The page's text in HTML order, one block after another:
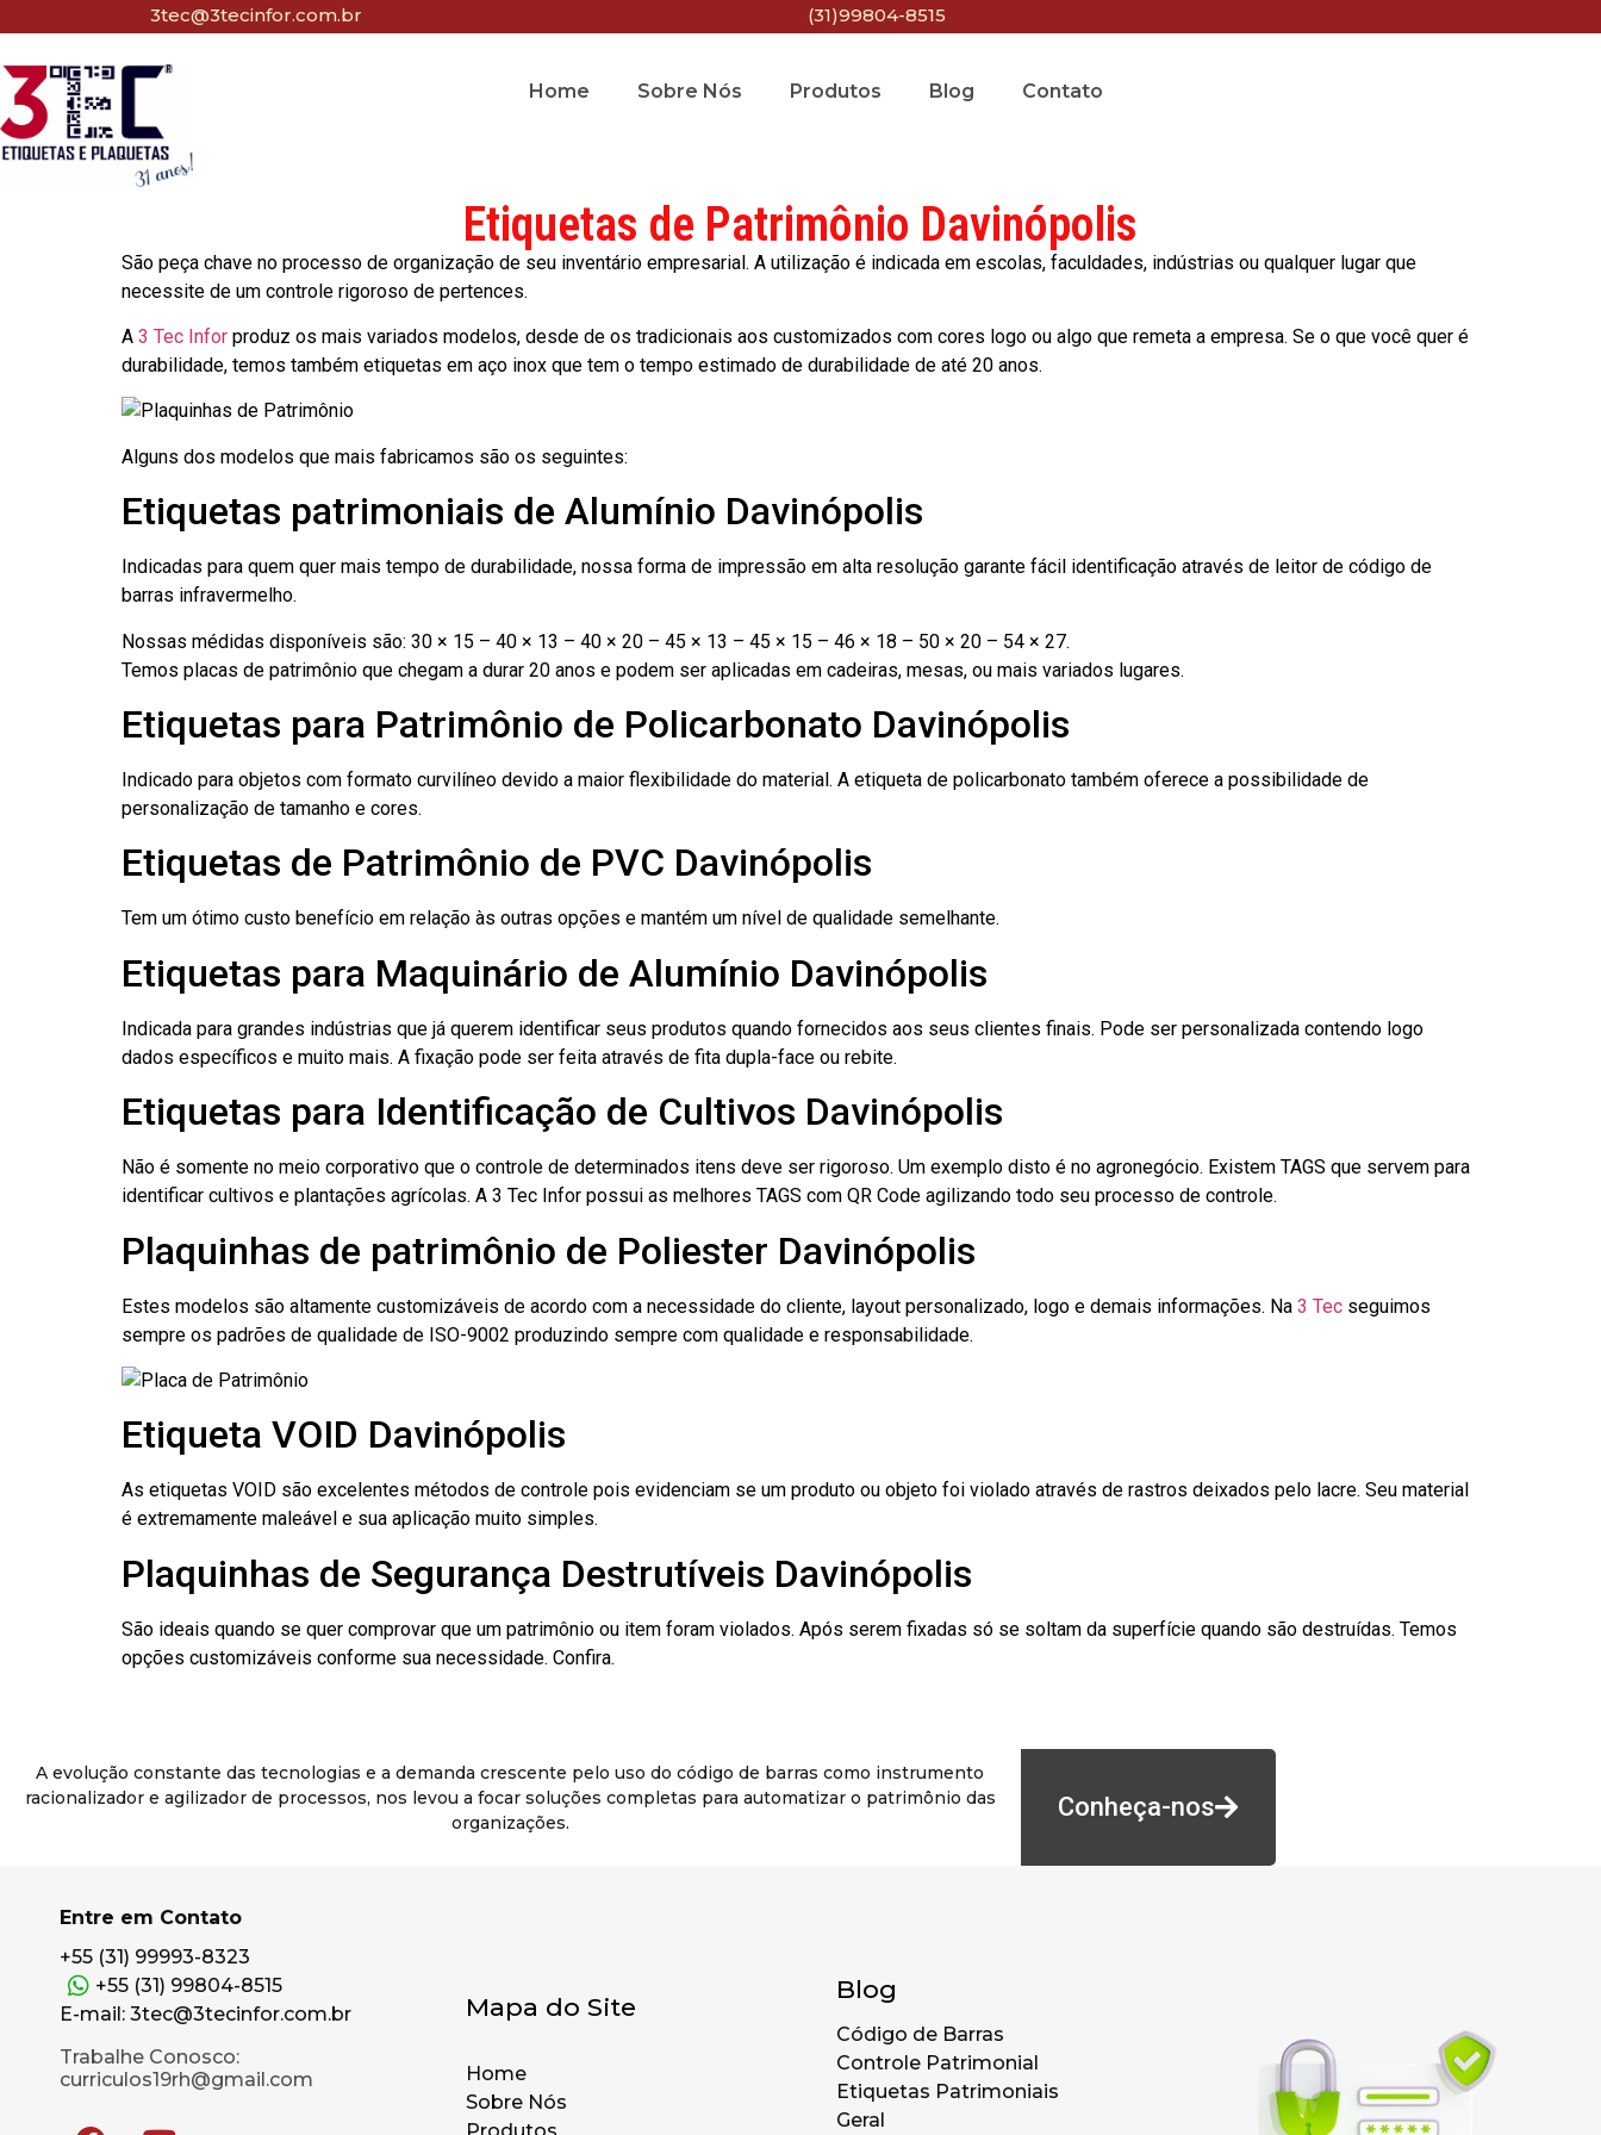
3tec@3tecinfor.com.br (31)99804-8515
Home Sobre Nós Produtos Blog Contato
Etiquetas de Patrimônio Davinópolis
São peça chave no processo de organização de seu inventário empresarial. A utilização é indicada em escolas, faculdades, indústrias ou qualquer lugar que
necessite de um controle rigoroso de pertences.
A 3 Tec Infor produz os mais variados modelos, desde de os tradicionais aos customizados com cores logo ou algo que remeta a empresa. Se o que você quer é
durabilidade, temos também etiquetas em aço inox que tem o tempo estimado de durabilidade de até 20 anos.
Alguns dos modelos que mais fabricamos são os seguintes:
Etiquetas patrimoniais de Alumínio Davinópolis
Indicadas para quem quer mais tempo de durabilidade, nossa forma de impressão em alta resolução garante fácil identificação através de leitor de código de
barras infravermelho.
Nossas médidas disponíveis são: 30 × 15 – 40 × 13 – 40 × 20 – 45 × 13 – 45 × 15 – 46 × 18 – 50 × 20 – 54 × 27.
Temos placas de patrimônio que chegam a durar 20 anos e podem ser aplicadas em cadeiras, mesas, ou mais variados lugares.
Etiquetas para Patrimônio de Policarbonato Davinópolis
Indicado para objetos com formato curvilíneo devido a maior flexibilidade do material. A etiqueta de policarbonato também oferece a possibilidade de
personalização de tamanho e cores.
Etiquetas de Patrimônio de PVC Davinópolis
Tem um ótimo custo benefício em relação às outras opções e mantém um nível de qualidade semelhante.
Etiquetas para Maquinário de Alumínio Davinópolis
Indicada para grandes indústrias que já querem identificar seus produtos quando fornecidos aos seus clientes finais. Pode ser personalizada contendo logo
dados específicos e muito mais. A fixação pode ser feita através de fita dupla-face ou rebite.
Etiquetas para Identificação de Cultivos Davinópolis
Não é somente no meio corporativo que o controle de determinados itens deve ser rigoroso. Um exemplo disto é no agronegócio. Existem TAGS que servem para
identificar cultivos e plantações agrícolas. A 3 Tec Infor possui as melhores TAGS com QR Code agilizando todo seu processo de controle.
Plaquinhas de patrimônio de Poliester Davinópolis
Estes modelos são altamente customizáveis de acordo com a necessidade do cliente, layout personalizado, logo e demais informações. Na 3 Tec seguimos
sempre os padrões de qualidade de ISO-9002 produzindo sempre com qualidade e responsabilidade.
Etiqueta VOID Davinópolis
As etiquetas VOID são excelentes métodos de controle pois evidenciam se um produto ou objeto foi violado através de rastros deixados pelo lacre. Seu material
é extremamente maleável e sua aplicação muito simples.
Plaquinhas de Segurança Destrutíveis Davinópolis
São ideais quando se quer comprovar que um patrimônio ou item foram violados. Após serem fixadas só se soltam da superfície quando são destruídas. Temos
opções customizáveis conforme sua necessidade. Confira.
A evolução constante das tecnologias e a demanda crescente pelo uso do código de barras como instrumento
racionalizador e agilizador de processos, nos levou a focar soluções completas para automatizar o patrimônio das
organizações.
Conheça-nos
Entre em Contato
+55 (31) 99993-8323
+55 (31) 99804-8515
E-mail: 3tec@3tecinfor.com.br
Trabalhe Conosco:
curriculos19rh@gmail.com
Mapa do Site
Home
Sobre Nós
Blog
Código de Barras
Controle Patrimonial
Etiquetas Patrimoniais
Geral